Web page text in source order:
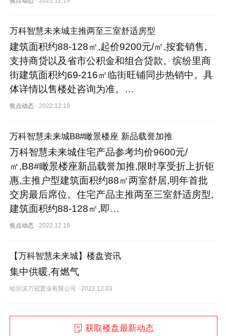
万科智慧未来城主推两至三室舒适房型
建筑面积约88-128㎡,起价9200元/㎡,按套销售,
支持商贷以及省市公积金和组合贷款。缤纷里商
街建筑面积约69-216㎡临街旺铺同步热销中。具
体详情以售楼处咨询为准。…
焦点动态 ·2022.12.19
万科智慧未来城B8#瞰景楼座 新品载誉加推
万科智慧未来城住宅产品参考均价9600元/
㎡,B8#瞰景楼座新品载誉加推,限时享受折上折钜
惠,主推户型建筑面积约88㎡两室舒居,明年首批
交房最后席位。住宅产品主推两至三室舒适房型,
建筑面积约88-128㎡,即…
焦点动态 ·2022.12.19
【万科智慧未来城】楼盘资讯
集中供暖,有燃气
哈尔滨万冠置业有限公司 ·2022.12.03
获取楼盘最新动态